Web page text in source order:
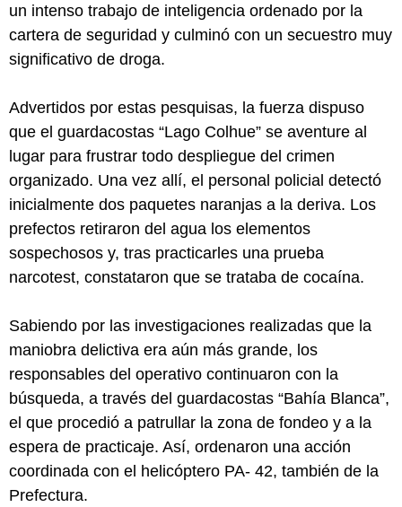
un intenso trabajo de inteligencia ordenado por la
cartera de seguridad y culminó con un secuestro muy
significativo de droga.
Advertidos por estas pesquisas, la fuerza dispuso
que el guardacostas “Lago Colhue” se aventure al
lugar para frustrar todo despliegue del crimen
organizado. Una vez allí, el personal policial detectó
inicialmente dos paquetes naranjas a la deriva. Los
prefectos retiraron del agua los elementos
sospechosos y, tras practicarles una prueba
narcotest, constataron que se trataba de cocaína.
Sabiendo por las investigaciones realizadas que la
maniobra delictiva era aún más grande, los
responsables del operativo continuaron con la
búsqueda, a través del guardacostas “Bahía Blanca”,
el que procedió a patrullar la zona de fondeo y a la
espera de practicaje. Así, ordenaron una acción
coordinada con el helicóptero PA- 42, también de la
Prefectura.